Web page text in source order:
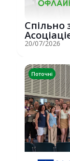
Спільно
потужну
20/07/2026
Поточні